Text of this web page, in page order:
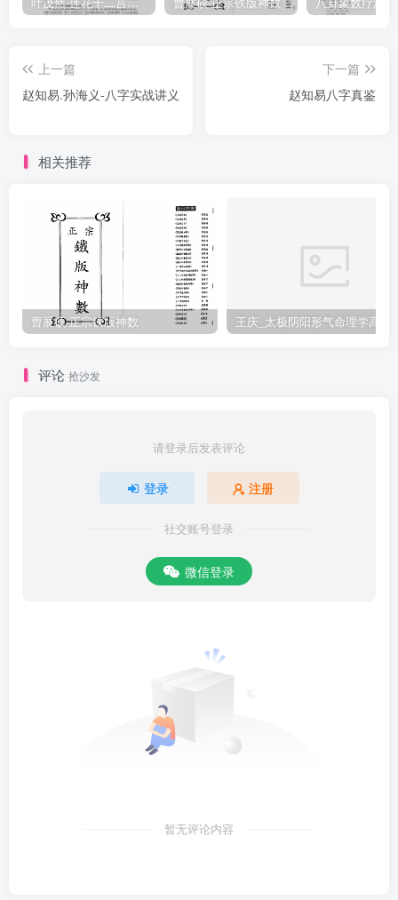
上一篇
赵知易.孙海义-八字实战讲义
下一篇
赵知易八字真鉴
相关推荐
曹展硕-正宗铁版神数
评论 抢沙发
请登录后发表评论
登录 注册
社交账号登录
微信登录
暂无评论内容